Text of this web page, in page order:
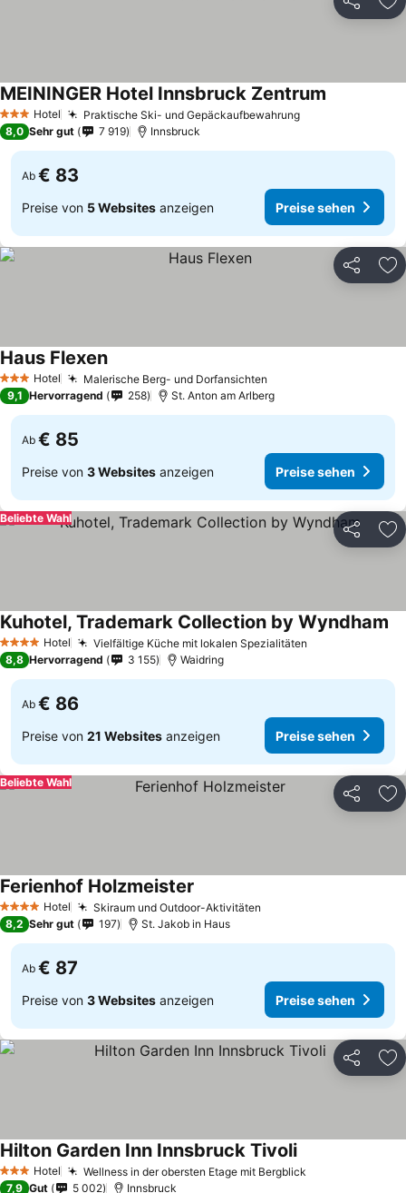
Teilen
3 SterneHotel Praktische Ski- und GepäckaufbewahrungPreise sehen
MEININGER Hotel Innsbruck Zentrum
8,0 Sehr gut 7 919 Innsbruck
Ab € 83
Preise von 5 Websites anzeigen Preise sehen
Teilen
3 SterneHotel Malerische Berg- und Dorfansichten
Haus FlexenPreise sehen
9,1 Hervorragend 258 St. Anton am Arlberg
Ab € 85
Preise von 3 Websites anzeigen Preise sehen
Teilen
Beliebte Wahl
4 Sterne Hotel Vielfältige Küche mit lokalen Spezialitäten
Kuhotel, Trademark Collection by Wyndham
8,8 Hervorragend 3 155 Waidring
Ab € 86
Preise von 21 Websites anzeigen Preise sehen
Teilen
Beliebte Wahl
4 Sterne Hotel Skiraum und Outdoor-Aktivitäten
Ferienhof Holzmeister
8,2 Sehr gut 197 St. Jakob in Haus
Ab € 87
Preise von 3 Websites anzeigen Preise sehen
Teilen
3 SterneHotel Wellness in der obersten Etage mit Bergblick
Hilton Garden Inn Innsbruck TivoliPreise sehen
7,9 Gut 5 002 Innsbruck